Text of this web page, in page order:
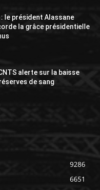
: le président Alassane
la grâce présidentielle
alerte sur la baisse
de sang
9286
6651